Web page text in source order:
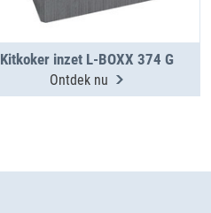
Kitkoker inzet L-BOXX 374 G
Ontdek nu